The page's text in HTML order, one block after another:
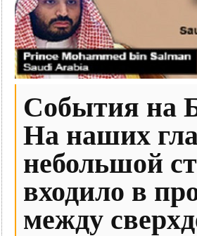
События на
На наших
небольшой
входило в
между